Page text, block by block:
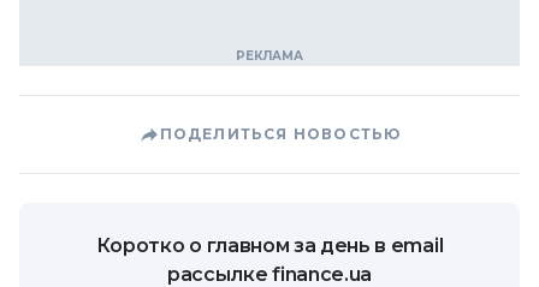
ПОДЕЛИТЬСЯ НОВОСТЬЮ
Коротко о главном за день в email
рассылке finance.ua